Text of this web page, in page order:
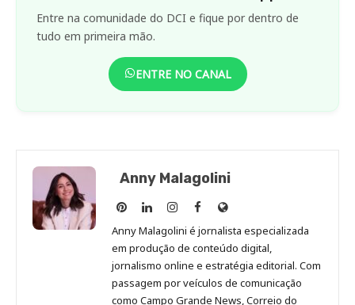
Entre na comunidade do DCI e fique por dentro de
tudo em primeira mão.
ENTRE NO CANAL
Anny Malagolini
Anny
Malagolini
no
Pinterest
Anny
Malagolini
no
LinkedIn
Anny
Malagolini
no
Instagram
Anny
Malagolini
no
Facebook
Site
de
Anny
Malagolini
Anny Malagolini é jornalista especializada
em produção de conteúdo digital,
jornalismo online e estratégia editorial. Com
passagem por veículos de comunicação
como Campo Grande News, Correio do